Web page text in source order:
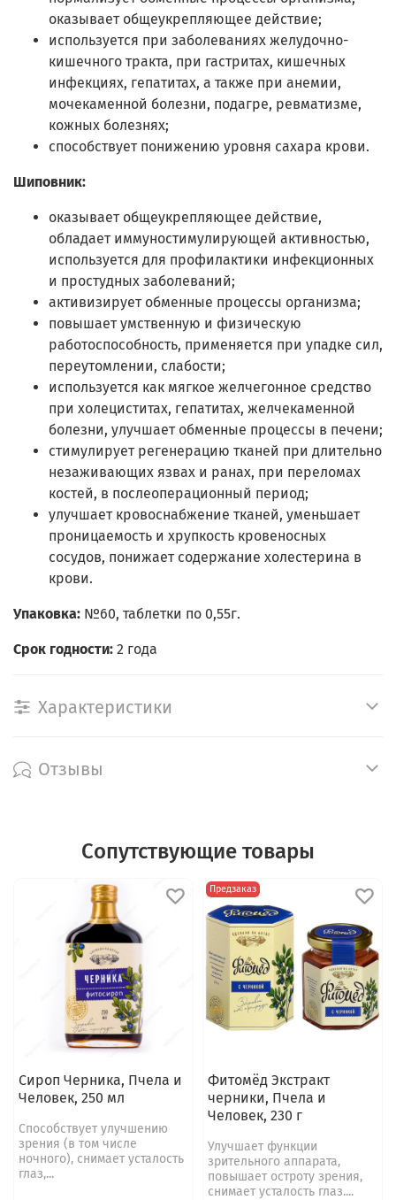
оказывает общеукрепляющее действие;
используется при заболеваниях желудочно-
кишечного тракта, при гастритах, кишечных
инфекциях, гепатитах, а также при анемии,
мочекаменной болезни, подагре, ревматизме,
кожных болезнях;
способствует понижению уровня сахара крови.
Шиповник:
оказывает общеукрепляющее действие,
обладает иммуностимулирующей активностью,
используется для профилактики инфекционных
и простудных заболеваний;
активизирует обменные процессы организма;
повышает умственную и физическую
работоспособность, применяется при упадке сил,
переутомлении, слабости;
используется как мягкое желчегонное средство
при холециститах, гепатитах, желчекаменной
болезни, улучшает обменные процессы в печени;
стимулирует регенерацию тканей при длительно
незаживающих язвах и ранах, при переломах
костей, в послеоперационный период;
улучшает кровоснабжение тканей, уменьшает
проницаемость и хрупкость кровеносных
сосудов, понижает содержание холестерина в
крови.
Упаковка: №60, таблетки по 0,55г.
Срок годности: 2 года
Характеристики
Отзывы
Сопутствующие товары
Сироп Черника, Пчела и
Человек, 250 мл
Способствует улучшению
зрения (в том числе
ночного), снимает усталость
глаз,...
Предзаказ
Фитомёд Экстракт
черники, Пчела и
Человек, 230 г
Улучшает функции
зрительного аппарата,
повышает остроту зрения,
снимает усталость глаз....